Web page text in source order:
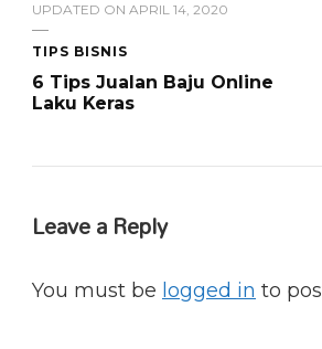
UPDATED ON APRIL 14, 2020
TIPS BISNIS
6 Tips Jualan Baju Online
Laku Keras
Leave a Reply
You must be logged in to